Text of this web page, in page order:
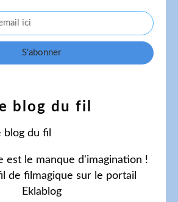
blog du fil
est le manque d'imagination !
de filmagique sur le portail
Eklablog